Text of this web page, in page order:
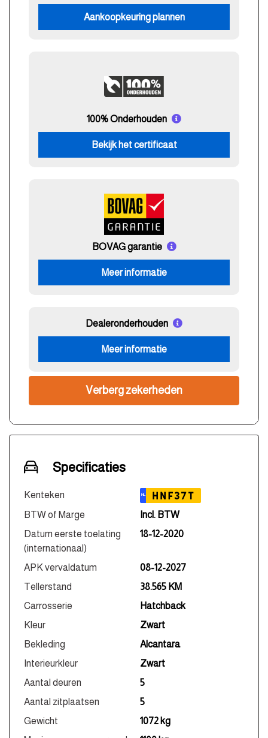
Aankoopkeuring plannen
100% Onderhouden
Bekijk het certificaat
BOVAG garantie
Meer informatie
Dealeronderhouden
Meer informatie
Verberg zekerheden
Specificaties
Kenteken NL HNF37T
BTW of Marge
Incl. BTW
Datum eerste toelating
(internationaal)
18-12-2020
APK vervaldatum
08-12-2027
Tellerstand
38.565 KM
Carrosserie
Hatchback
Kleur
Zwart
Bekleding
Alcantara
Interieurkleur
Zwart
Aantal deuren
5
Aantal zitplaatsen
5
Gewicht
1072 kg